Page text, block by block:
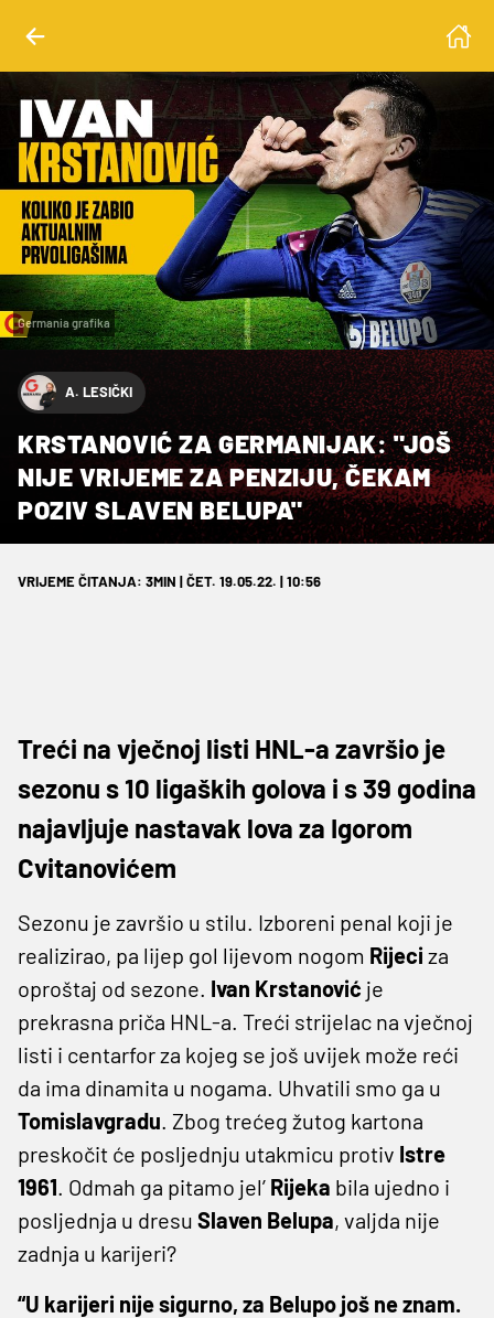
Germania grafika
A. LESIČKI
KRSTANOVIĆ ZA GERMANIJAK: "JOŠ
NIJE VRIJEME ZA PENZIJU, ČEKAM
POZIV SLAVEN BELUPA"
VRIJEME ČITANJA: 3MIN | ČET. 19.05.22. | 10:56
Treći na vječnoj listi HNL-a završio je
sezonu s 10 ligaških golova i s 39 godina
najavljuje nastavak lova za Igorom
Cvitanovićem
Sezonu je završio u stilu. Izboreni penal koji je
realizirao, pa lijep gol lijevom nogom Rijeci za
oproštaj od sezone. Ivan Krstanović je
prekrasna priča HNL-a. Treći strijelac na vječnoj
listi i centarfor za kojeg se još uvijek može reći
da ima dinamita u nogama. Uhvatili smo ga u
Tomislavgradu. Zbog trećeg žutog kartona
preskočit će posljednju utakmicu protiv Istre
1961. Odmah ga pitamo jel’ Rijeka bila ujedno i
posljednja u dresu Slaven Belupa, valjda nije
zadnja u karijeri?
“U karijeri nije sigurno, za Belupo još ne znam.